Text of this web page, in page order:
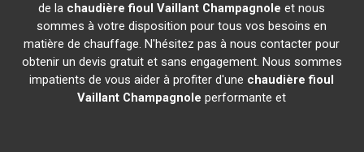
de la chaudière fioul Vaillant Champagnole et nous
sommes à votre disposition pour tous vos besoins en
matière de chauffage. N'hésitez pas à nous contacter pour
obtenir un devis gratuit et sans engagement. Nous sommes
impatients de vous aider à profiter d'une chaudière fioul
Vaillant Champagnole performante et